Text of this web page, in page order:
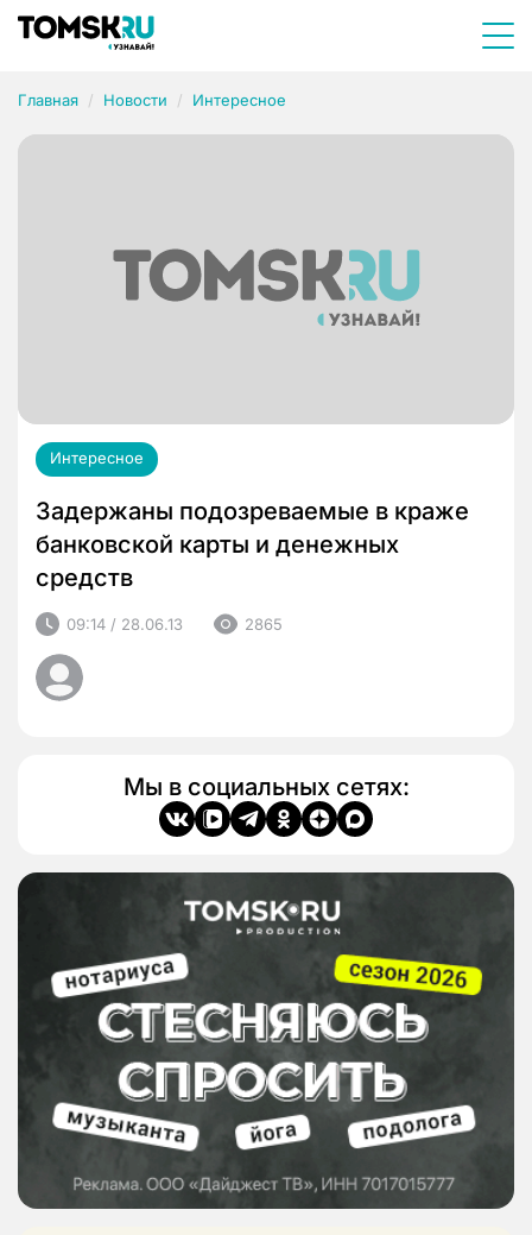
Главная Новости Интересное
Интересное
Задержаны подозреваемые в краже
банковской карты и денежных
средств
09:14 / 28.06.13 2865
Мы в социальных сетях: